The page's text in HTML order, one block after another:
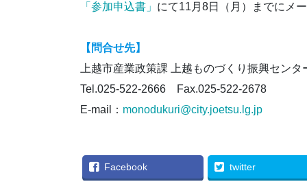
「参加申込書」 にて11月8日（月）までにメ
【問合せ先】
上越市産業政策課 上越ものづくり振興センタ
Tel.025-522-2666 Fax.025-522-2678
E-mail： monodukuri@city.joetsu.lg.jp
Facebook twitter